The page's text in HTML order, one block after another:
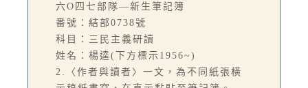
六O四七部隊—新生筆記簿
番號：結部0738號
科目：三民主義研讀
姓名：楊逵(下方標示1956~)
2.〈作者與讀者〉一文，為不同紙張橫